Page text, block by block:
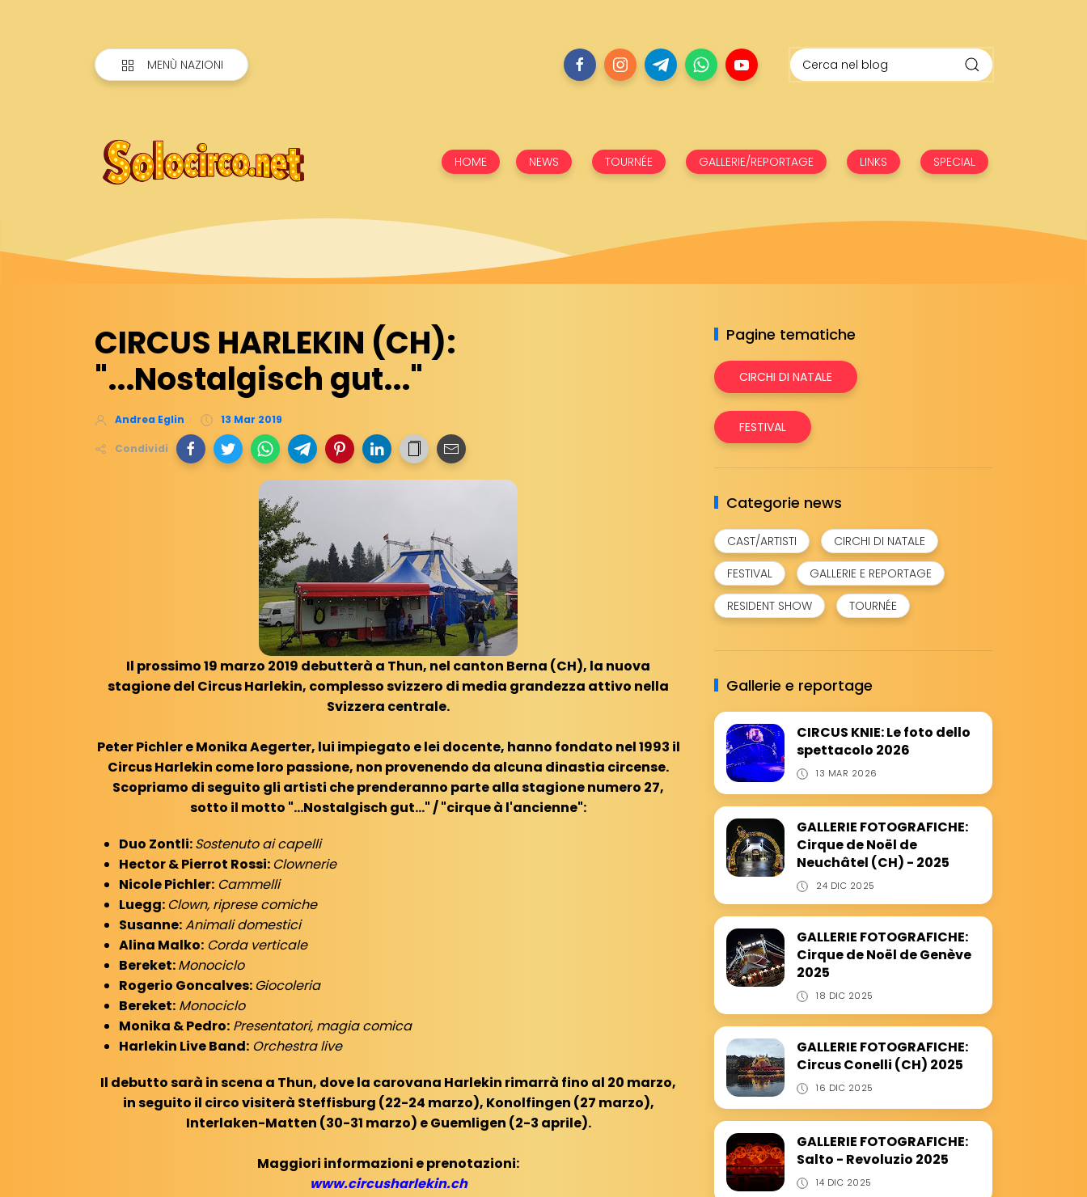
MENÙ NAZIONI
HOME NEWS TOURNÉE GALLERIE/REPORTAGE LINKS SPECIAL
CIRCUS HARLEKIN (CH):
"...Nostalgisch gut..."
Andrea Eglin 13 Mar 2019
Condividi
Il prossimo 19 marzo 2019 debutterà a Thun, nel canton Berna (CH), la nuova
stagione del Circus Harlekin, complesso svizzero di media grandezza attivo nella
Svizzera centrale.
Peter Pichler e Monika Aegerter, lui impiegato e lei docente, hanno fondato nel 1993 il
Circus Harlekin come loro passione, non provenendo da alcuna dinastia circense.
Scopriamo di seguito gli artisti che prenderanno parte alla stagione numero 27,
sotto il motto "...Nostalgisch gut..." / "cirque à l'ancienne":
Duo Zontli:Sostenuto ai capelli
Hector & Pierrot Rossi: Clownerie
Nicole Pichler: Cammelli
Luegg: Clown, riprese comiche
Susanne:Animali domestici
Alina Malko: Corda verticale
Bereket:Monociclo
Rogerio Goncalves: Giocoleria
Bereket: Monociclo
Monika & Pedro: Presentatori, magia comica
Harlekin Live Band: Orchestra live
Il debutto sarà in scena a Thun, dove la carovana Harlekin rimarrà fino al 20 marzo,
in seguito il circo visiterà Steffisburg (22-24 marzo), Konolfingen (27 marzo),
Interlaken-Matten (30-31 marzo) e Guemligen (2-3 aprile).
Maggiori informazioni e prenotazioni:
www.circusharlekin.ch
Pagine tematiche
CIRCHI DI NATALE
FESTIVAL
Categorie news
CAST/ARTISTI
CIRCHI DI NATALE
FESTIVAL
GALLERIE E REPORTAGE
RESIDENT SHOW
TOURNÉE
Gallerie e reportage
CIRCUS KNIE: Le foto dello
spettacolo 2026
13 MAR 2026
GALLERIE FOTOGRAFICHE:
Cirque de Noël de
Neuchâtel (CH) - 2025
24 DIC 2025
GALLERIE FOTOGRAFICHE:
Cirque de Noël de Genève
2025
18 DIC 2025
GALLERIE FOTOGRAFICHE:
Circus Conelli (CH) 2025
16 DIC 2025
GALLERIE FOTOGRAFICHE:
Salto - Revoluzio 2025
14 DIC 2025